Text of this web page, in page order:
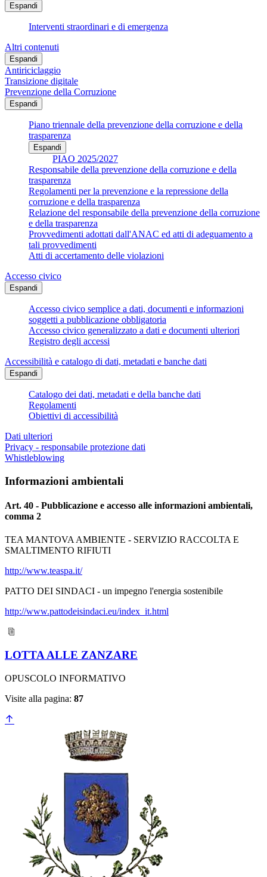
Espandi
Interventi straordinari e di emergenza
Altri contenuti
Espandi
Antiriciclaggio
Transizione digitale
Prevenzione della Corruzione
Espandi
Piano triennale della prevenzione della corruzione e della
trasparenza
Espandi
PIAO 2025/2027
Responsabile della prevenzione della corruzione e della
trasparenza
Regolamenti per la prevenzione e la repressione della
corruzione e della trasparenza
Relazione del responsabile della prevenzione della corruzione
e della trasparenza
Provvedimenti adottati dall'ANAC ed atti di adeguamento a
tali provvedimenti
Atti di accertamento delle violazioni
Accesso civico
Espandi
Accesso civico semplice a dati, documenti e informazioni
soggetti a pubblicazione obbligatoria
Accesso civico generalizzato a dati e documenti ulteriori
Registro degli accessi
Accessibilità e catalogo di dati, metadati e banche dati
Espandi
Catalogo dei dati, metadati e della banche dati
Regolamenti
Obiettivi di accessibilità
Dati ulteriori
Privacy - responsabile protezione dati
Whistleblowing
Informazioni ambientali
Art. 40 - Pubblicazione e accesso alle informazioni ambientali,
comma 2
TEA MANTOVA AMBIENTE - SERVIZIO RACCOLTA E
SMALTIMENTO RIFIUTI
http://www.teaspa.it/
PATTO DEI SINDACI - un impegno l'energia sostenibile
http://www.pattodeisindaci.eu/index_it.html
LOTTA ALLE ZANZARE
OPUSCOLO INFORMATIVO
Visite alla pagina: 87